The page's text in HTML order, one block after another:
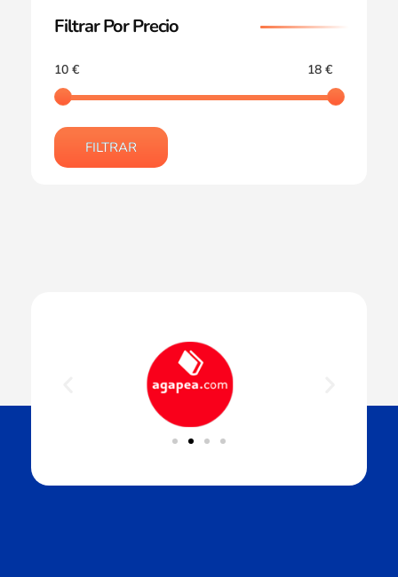
Filtrar Por Precio
10 € 18 €
FILTRAR